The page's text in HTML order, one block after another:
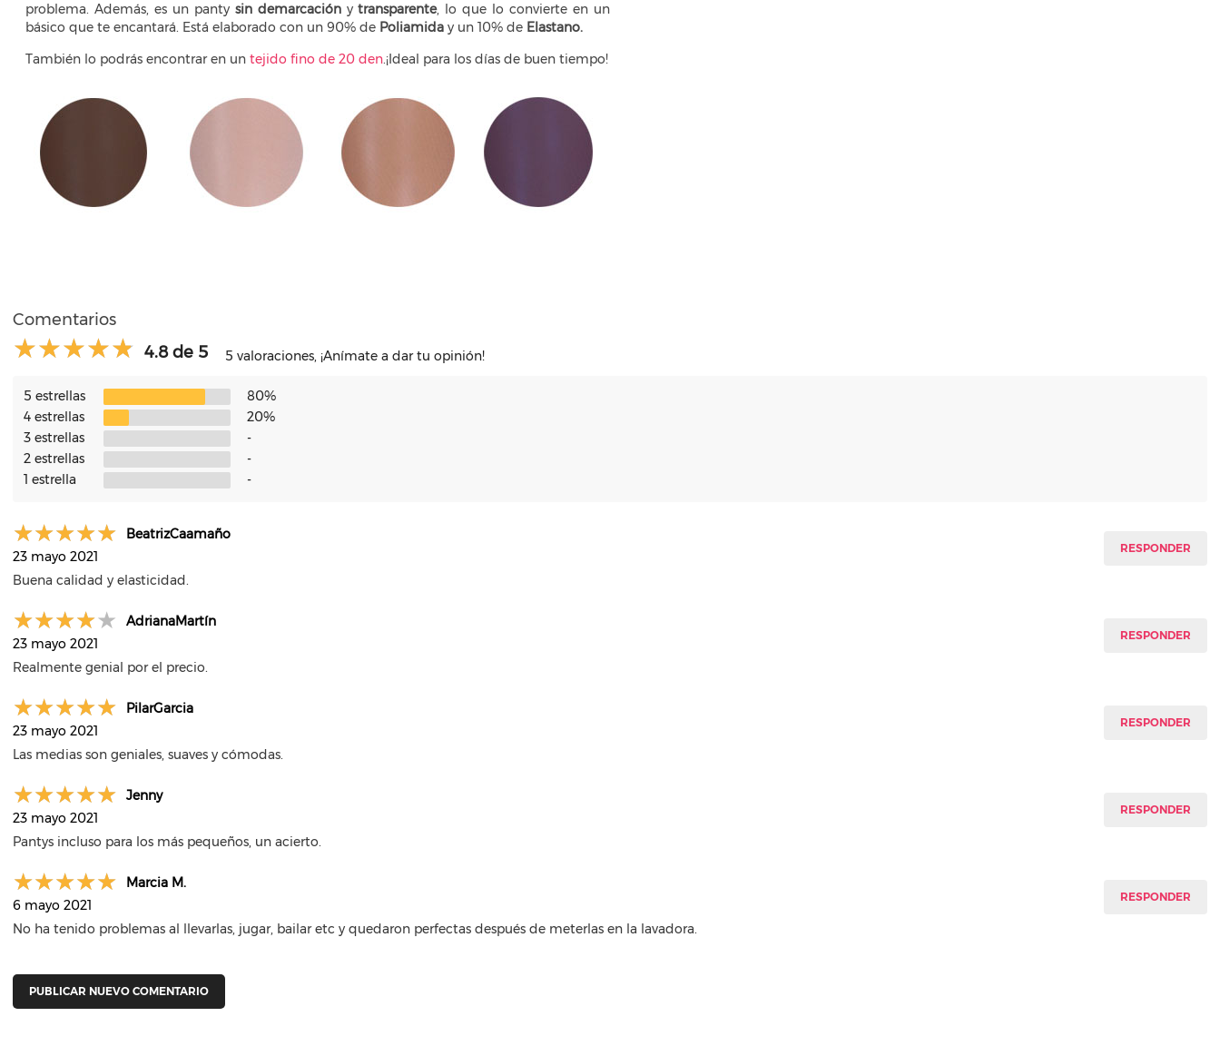
problema. Además, es un panty sin demarcaciónytransparente, lo que lo convierte en un
básico que te encantará. Está elaborado con un 90% de Poliamida y un 10% de Elastano.
También lo podrás encontrar en un tejido fino de 20 den.¡Ideal para los días de buen tiempo!
Comentarios
4.8 de 5
5 valoraciones, ¡Anímate a dar tu opinión!
5 estrellas
80%
4 estrellas
20%
3 estrellas
-
2 estrellas
-
1 estrella
-
BeatrizCaamaño
23 mayo 2021
Buena calidad y elasticidad.
RESPONDER
AdrianaMartín
23 mayo 2021
Realmente genial por el precio.
RESPONDER
PilarGarcia
23 mayo 2021
Las medias son geniales, suaves y cómodas.
RESPONDER
Jenny
23 mayo 2021
Pantys incluso para los más pequeños, un acierto.
RESPONDER
Marcia M.
6 mayo 2021
No ha tenido problemas al llevarlas, jugar, bailar etc y quedaron perfectas después de meterlas en la lavadora.
RESPONDER
PUBLICAR NUEVO COMENTARIO